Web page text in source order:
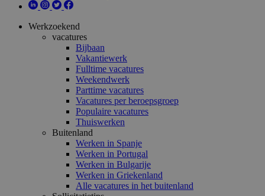
Werkzoekend
vacatures
Bijbaan
Vakantiewerk
Fulltime vacatures
Weekendwerk
Parttime vacatures
Vacatures per beroepsgroep
Populaire vacatures
Thuiswerken
Buitenland
Werken in Spanje
Werken in Portugal
Werken in Bulgarije
Werken in Griekenland
Alle vacatures in het buitenland